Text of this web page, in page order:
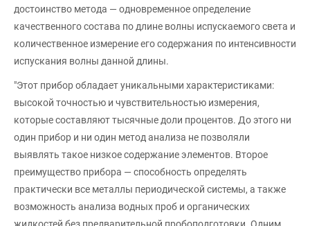
достоинство метода — одновременное определение
качественного состава по длине волны испускаемого света и
количественное измерение его содержания по интенсивности
испускания волны данной длины.
"Этот прибор обладает уникальными характеристиками:
высокой точностью и чувствительностью измерения,
которые составляют тысячные доли процентов. До этого ни
один прибор и ни один метод анализа не позволяли
выявлять такое низкое содержание элементов. Второе
преимущество прибора — способность определять
практически все металлы периодической системы, а также
возможность анализа водных проб и органических